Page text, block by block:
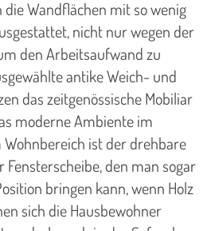
Wandflächen mit so wenig
nicht nur wegen der
den Arbeitsaufwand zu
antike Weich- und
das zeitgenössische Mobiliar
moderne Ambiente im
Wohnbereich ist der drehbare
den man sogar
bringen kann, wenn Holz
sich die Hausbewohner